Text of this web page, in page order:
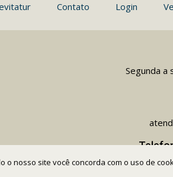
nosso site você concorda com o uso de
Contato Login
Segunda a